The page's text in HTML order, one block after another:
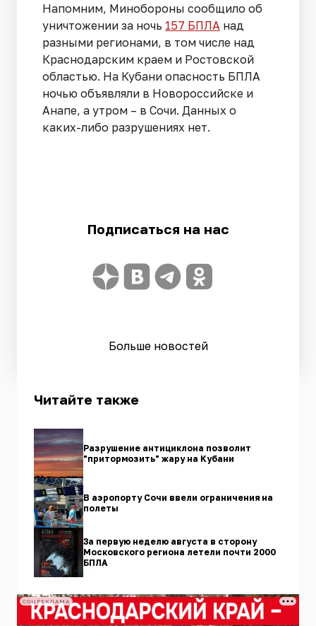
Напомним, Минобороны сообщило об
уничтожении за ночь 157 БПЛА над
разными регионами, в том числе над
Краснодарским краем и Ростовской
областью. На Кубани опасность БПЛА
ночью объявляли в Новороссийске и
Анапе, а утром – в Сочи. Данных о
каких-либо разрушениях нет.
Подписаться на нас
Больше новостей
Читайте также
Разрушение антициклона позволит
"притормозить" жару на Кубани
В аэропорту Сочи ввели ограничения на
полеты
За первую неделю августа в сторону
Московского региона летели почти 2000
БПЛА
СОЦРЕКЛАМА